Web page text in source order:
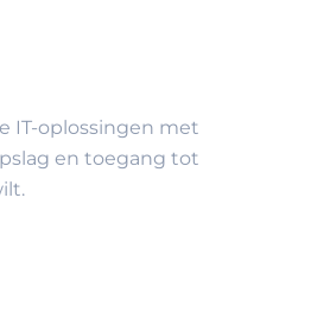
IT-oplossingen met
en toegang tot